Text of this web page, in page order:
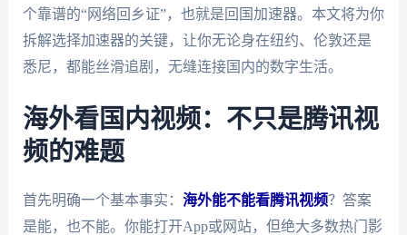
个靠谱的“网络回乡证”，也就是回国加速器。本文将为你
拆解选择加速器的关键，让你无论身在纽约、伦敦还是
悉尼，都能丝滑追剧，无缝连接国内的数字生活。
海外看国内视频：不只是腾讯视
频的难题
首先明确一个基本事实： 海外能不能看腾讯视频？答案
是能，也不能。你能打开App或网站，但绝大多数热门影